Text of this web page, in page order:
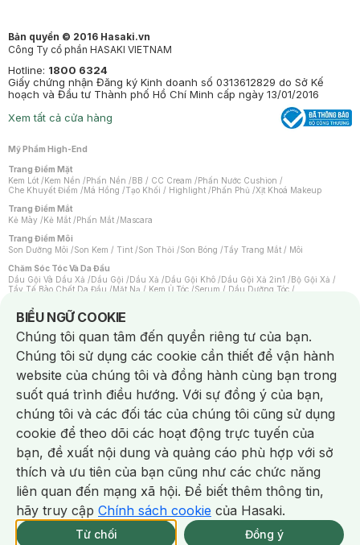
Giao Nhanh Miễn Phí 2H.
tại 337 Chi Nhánh (Trễ tặng 100K)
Bản quyền © 2016 Hasaki.vn
Công Ty cổ phần HASAKI VIETNAM
Hotline: 1800 6324
Giấy chứng nhận Đăng ký Kinh doanh số 0313612829 do Sở Kế
hoạch và Đầu tư Thành phố Hồ Chí Minh cấp ngày 13/01/2016
Xem tất cả cửa hàng
Mỹ Phẩm High-End
Trang Điểm Mặt
Kem Lót /Kem Nền /Phấn Nền /BB / CC Cream /Phấn Nước Cushion /
Che Khuyết Điểm /Má Hồng /Tạo Khối / Highlight /Phấn Phủ /Xịt Khoá Makeup
Trang Điểm Mắt
Kẻ Mày /Kẻ Mắt /Phấn Mắt /Mascara
Trang Điểm Môi
Son Dưỡng Môi /Son Kem / Tint /Son Thỏi /Son Bóng /Tẩy Trang Mắt / Môi
Chăm Sóc Tóc Và Da Đầu
Dầu Gội Và Dầu Xả /Dầu Gội /Dầu Xả /Dầu Gội Khô /Dầu Gội Xả 2in1 /Bộ Gội Xả /
Tẩy Tế Bào Chết Da Đầu /Mặt Nạ / Kem Ủ Tóc /Serum / Dầu Dưỡng Tóc /
Máy Sấy Tóc
Lược
Kem Tẩy Lông/Dụng Cụ Tẩy Lông
Nước Hoa
Nước Hoa Nam Nước Hoa Cao Cấp Xịt Thơm Toàn Thân
Nước Hoa Vùng Kín
Chăm Sóc Cá Nhân
Chống Muỗi
Khẩu Trang Máy Massage Mặt Nạ Xông Hơi/Nước Rửa Tay
Sản Phẩm Chăm Sóc Khác/ Bàn Chải Đánh Răng /Bàn Chải Điện/
Hỗ Trợ Trắng Răng / Kem Đánh Răng Máy Tăm Nước Nước Súc Miệng
Tăm / Chỉ Nha Khoa /Xịt Thơm Miệng / Dung Dịch Vệ Sinh/Dưỡng Vùng Kín/
Khăn Ướt Vệ Sinh Vùng Kín
/Băng Vệ Sinh Tampon Bọt Cạo Râu Dao Cạo Râu/
Máy Cạo Râu
Vấn Đề Về Da
Da Dầu / Lỗ Chân Lông To
Da Khô / Mất Nước /Da Lão Hóa / Da Mụn/
Da Nhạy Cảm / Kích Ứng/Da Xỉn Màu/Thâm / Nám / Tàn Nhang/
Quầng Thâm & Bọng Mắt/ Sẹo
Viêm Da Cơ Địa
Dụng Cụ / Phụ Kiện Chăm Sóc Da
/Khăn Lau Mặt Khô Dụng Cụ / Máy Rửa Mặt/Máy Chăm Sóc Da
BIỂU NGỮ COOKIE
Notice about cookies usage
Chúng tôi quan tâm đến quyền riêng tư của bạn.
Chúng tôi sử dụng các cookie cần thiết để vận hành
website của chúng tôi và đồng hành cùng bạn trong
suốt quá trình điều hướng. Với sự đồng ý của bạn,
chúng tôi và các đối tác của chúng tôi cũng sử dụng
cookie để theo dõi các hoạt động trực tuyến của
bạn, đề xuất nội dung và quảng cáo phù hợp với sở
thích và ưu tiên của bạn cũng như các chức năng
liên quan đến mạng xã hội. Để biết thêm thông tin,
hãy truy cập Chính sách cookie của Hasaki.
Từ chối Đồng ý